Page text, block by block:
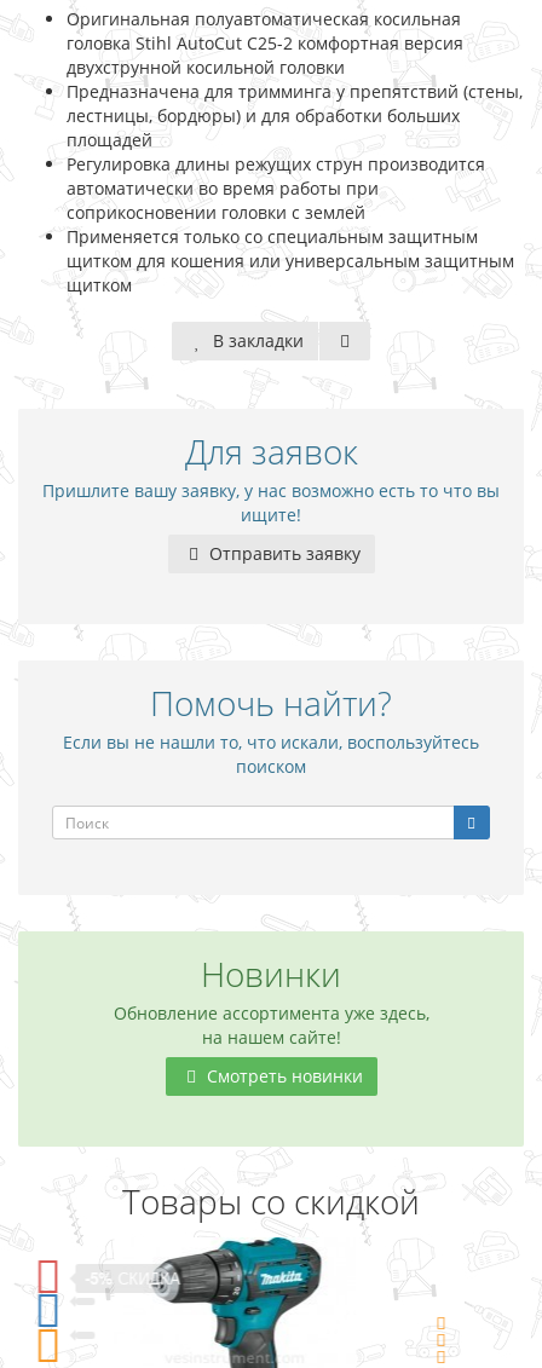
Оригинальная полуавтоматическая косильная
головка Stihl AutoCut C25-2 комфортная версия
двухструнной косильной головки
Предназначена для тримминга у препятствий (стены,
лестницы, бордюры) и для обработки больших
площадей
Регулировка длины режущих струн производится
автоматически во время работы при
соприкосновении головки с землей
Применяется только со специальным защитным
щитком для кошения или универсальным защитным
щитком
В закладки
Для заявок
Пришлите вашу заявку, у нас возможно есть то что вы
ищите!
Отправить заявку
Помочь найти?
Если вы не нашли то, что искали, воспользуйтесь
поиском
Новинки
Обновление ассортимента уже здесь,
на нашем сайте!
Смотреть новинки
Товары со скидкой
-5%СКИДКА